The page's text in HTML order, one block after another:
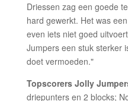
Driessen zag een goede
hard gewerkt. Het was
even iets niet goed
Jumpers een stuk sterker
doet vermoeden."
Topscorers Jolly
driepunters en 2 blocks;